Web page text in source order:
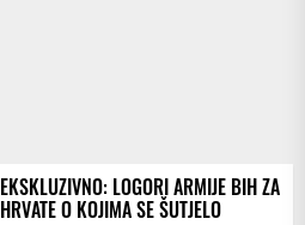
EKSKLUZIVNO: LOGORI ARMIJE BIH ZA
HRVATE O KOJIMA SE ŠUTJELO